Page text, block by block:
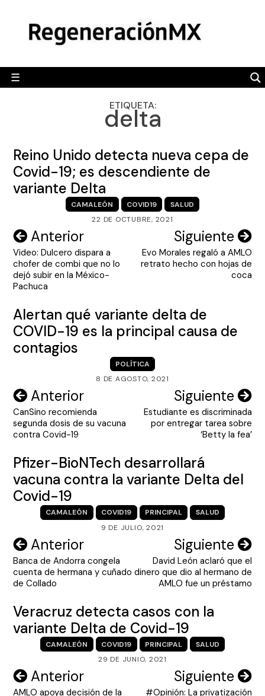
content
☰
POLÍTICA
CAMALEÓN
OPINIÓN
ENGLISH SECTION
ETIQUETA:
delta
Reino Unido detecta nueva cepa de
Covid-19; es descendiente de
variante Delta
CAMALEÓN COVID19
SALUD
22 DE OCTUBRE, 2021
Navegación
de
entradas
Anterior
Video: Dulcero dispara a
chofer de combi que no lo
dejó subir en la México-
Pachuca
Siguiente
Evo Morales regaló a AMLO
retrato hecho con hojas de
coca
Alertan qué variante delta de
COVID-19 es la principal causa de
contagios
POLÍTICA
8 DE AGOSTO, 2021
Navegación
de
entradas
Anterior
CanSino recomienda
segunda dosis de su vacuna
contra Covid-19
Siguiente
Estudiante es discriminada
por entregar tarea sobre
‘Betty la fea’
Pfizer-BioNTech desarrollará
vacuna contra la variante Delta del
Covid-19
CAMALEÓN COVID19 PRINCIPAL
SALUD
9 DE JULIO, 2021
Navegación
de
entradas
Anterior
Banca de Andorra congela
cuenta de hermana y cuñado
de Collado
Siguiente
David León aclaró que el
dinero que dio al hermano de
AMLO fue un préstamo
Veracruz detecta casos con la
variante Delta de Covid-19
CAMALEÓN COVID19 PRINCIPAL
SALUD
29 DE JUNIO, 2021
Navegación
Anterior
AMLO apoya decisión de la
Siguiente
#Opinión: La privatización